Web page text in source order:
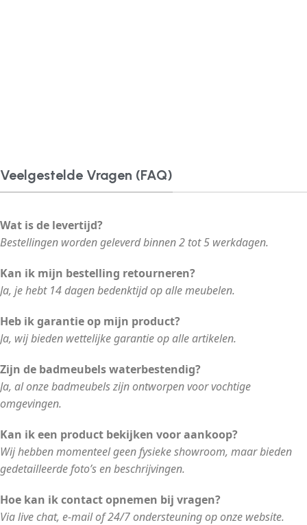
Veelgestelde Vragen (FAQ)
Wat is de levertijd?
Bestellingen worden geleverd binnen 2 tot 5 werkdagen.
Kan ik mijn bestelling retourneren?
Ja, je hebt 14 dagen bedenktijd op alle meubelen.
Heb ik garantie op mijn product?
Ja, wij bieden wettelijke garantie op alle artikelen.
Zijn de badmeubels waterbestendig?
Ja, al onze badmeubels zijn ontworpen voor vochtige
omgevingen.
Kan ik een product bekijken voor aankoop?
Wij hebben momenteel geen fysieke showroom, maar bieden
gedetailleerde foto’s en beschrijvingen.
Hoe kan ik contact opnemen bij vragen?
Via live chat, e-mail of 24/7 ondersteuning op onze website.